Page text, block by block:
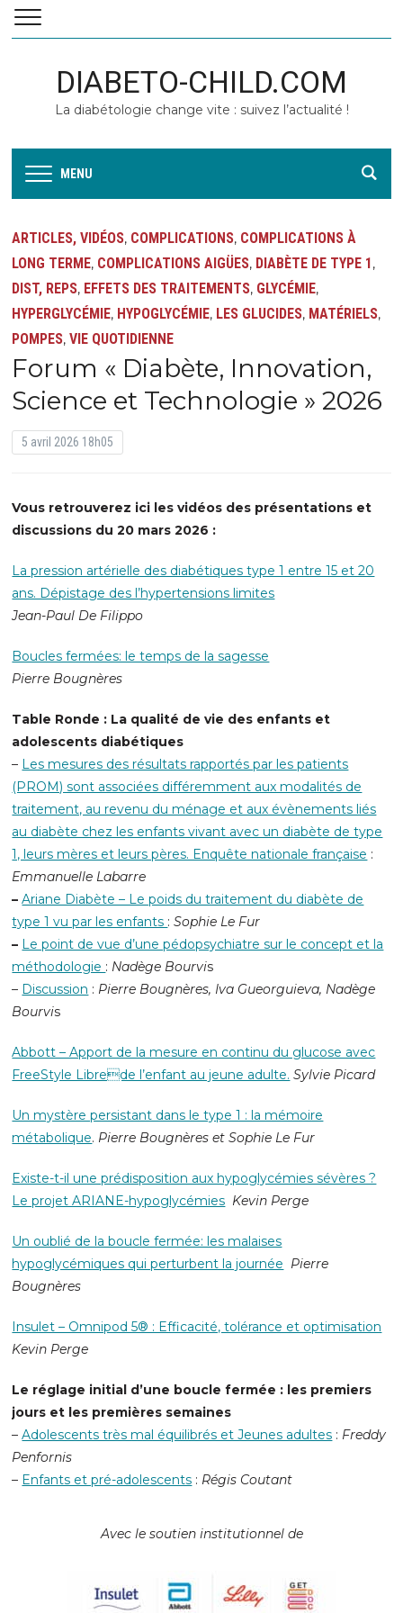
DIABETO-CHILD.COM
La diabétologie change vite : suivez l’actualité !
MENU
ARTICLES, VIDÉOS, COMPLICATIONS, COMPLICATIONS À
LONG TERME, COMPLICATIONS AIGÜES, DIABÈTE DE TYPE 1,
DIST, REPS, EFFETS DES TRAITEMENTS, GLYCÉMIE,
HYPERGLYCÉMIE, HYPOGLYCÉMIE, LES GLUCIDES, MATÉRIELS,
POMPES,VIE QUOTIDIENNE
Forum « Diabète, Innovation,
Science et Technologie » 2026
5 avril 2026 18h05
Vous retrouverez ici les vidéos des présentations et
discussions du 20 mars 2026 :
La pression artérielle des diabétiques type 1 entre 15 et 20
ans. Dépistage des l’hypertensions limites
Jean-Paul De Filippo
Boucles fermées: le temps de la sagesse
Pierre Bougnères
Table Ronde : La qualité de vie des enfants et
adolescents diabétiques
– Les mesures des résultats rapportés par les patients
(PROM) sont associées différemment aux modalités de
traitement, au revenu du ménage et aux évènements liés
au diabète chez les enfants vivant avec un diabète de type
1, leurs mères et leurs pères. Enquête nationale française :
Emmanuelle Labarre
– Ariane Diabète – Le poids du traitement du diabète de
type 1 vu par les enfants :Sophie Le Fur
– Le point de vue d’une pédopsychiatre sur le concept et la
méthodologie : Nadège Bourvis
– Discussion : Pierre Bougnères, Iva Gueorguieva, Nadège
Bourvis
Abbott – Apport de la mesure en continu du glucose avec
FreeStyle Librede l’enfant au jeune adulte. Sylvie Picard
Un mystère persistant dans le type 1 : la mémoire
métabolique. Pierre Bougnères et Sophie Le Fur
Existe-t-il une prédisposition aux hypoglycémies sévères ?
Le projet ARIANE-hypoglycémies Kevin Perge
Un oublié de la boucle fermée: les malaises
hypoglycémiques qui perturbent la journée Pierre
Bougnères
Insulet – Omnipod 5® : Efficacité, tolérance et optimisation
Kevin Perge
Le réglage initial d’une boucle fermée : les premiers
jours et les premières semaines
–Adolescents très mal équilibrés et Jeunes adultes : Freddy
Penfornis
– Enfants et pré-adolescents : Régis Coutant
Avec le soutien institutionnel de